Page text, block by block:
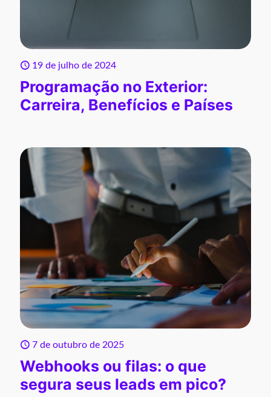
19 de julho de 2024
Programação no Exterior:
Carreira, Benefícios e Países
7 de outubro de 2025
Webhooks ou filas: o que
segura seus leads em pico?